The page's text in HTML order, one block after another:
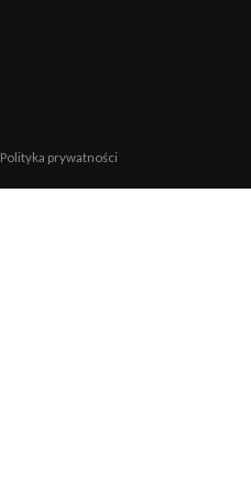
Polityka prywatności